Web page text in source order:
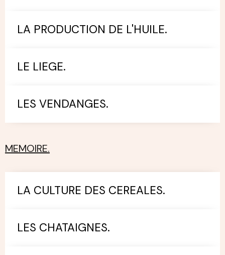
LA PRODUCTION DE L'HUILE.
LE LIEGE.
LES VENDANGES.
MEMOIRE.
LA CULTURE DES CEREALES.
LES CHATAIGNES.